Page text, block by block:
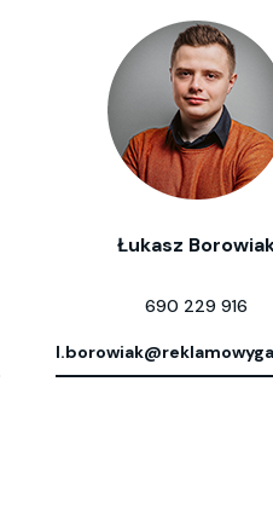
Łukasz
690 229 916